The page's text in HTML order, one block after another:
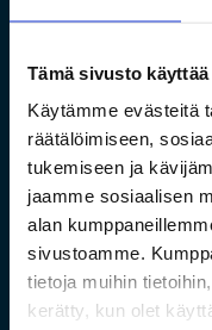
Tämä sivusto
Käytämme evästeitä
räätälöimiseen,
tukemiseen ja
jaamme sosiaalisen
alan
sivustoamme.
tietoja muihin
kerätty, kun olet
Lue lisää